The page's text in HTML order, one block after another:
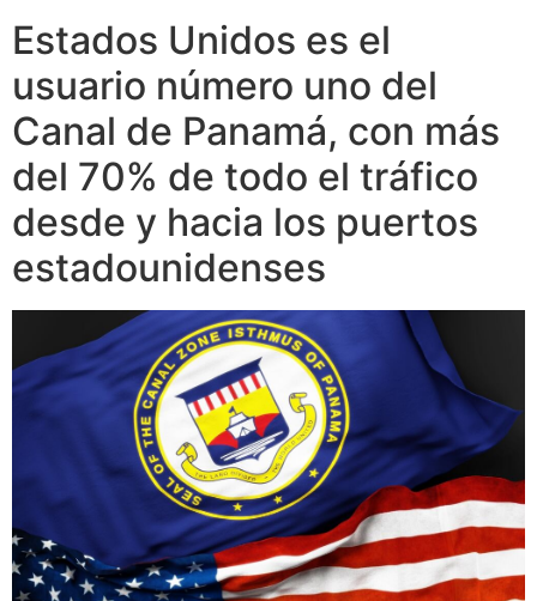
Estados Unidos es el
usuario número uno del
Canal de Panamá, con más
del 70% de todo el tráfico
desde y hacia los puertos
estadounidenses